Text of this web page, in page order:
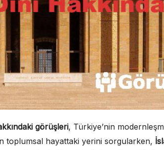
görüşleri, Türkiye’nin
toplumsal hayattaki yerini sorgularken,